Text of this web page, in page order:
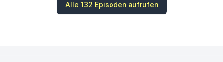
Alle 132 Episoden aufrufen